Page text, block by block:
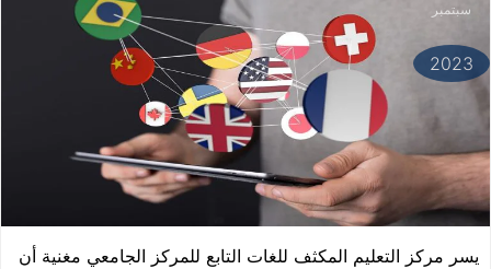
سبتمبر
2023
يسر مركز التعليم المكثف للغات التابع للمركز الجامعي مغنية أن